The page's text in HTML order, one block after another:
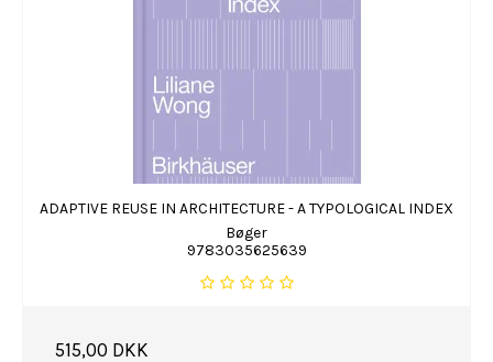
ADAPTIVE REUSE IN ARCHITECTURE - A TYPOLOGICAL INDEX
Bøger
9783035625639
515,00 DKK